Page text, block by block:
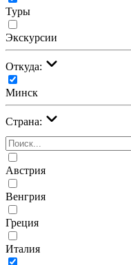
Туры
Экскурсии
Откуда:
Минск
Страна:
Австрия
Венгрия
Греция
Италия